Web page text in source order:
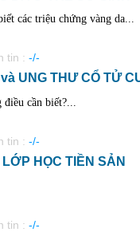
các triệu chứng vàng da...
tin : -/-
và UNG THƯ CỔ TỬ
cần biết?...
tin : -/-
HỌC TIỀN SẢN
tin : -/-